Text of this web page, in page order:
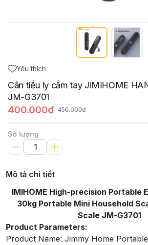
Yêu thích
Cân tiểu ly cầm tay JIMIHOME
JM-G3701
400.000đ 450.000đ
Số lượng
Mô tả chi tiết
IMIHOME High-precision Portable
30kg Portable Mini Household
Scale JM-G3701
Product Parameters:
Product Name: Jimmy Home